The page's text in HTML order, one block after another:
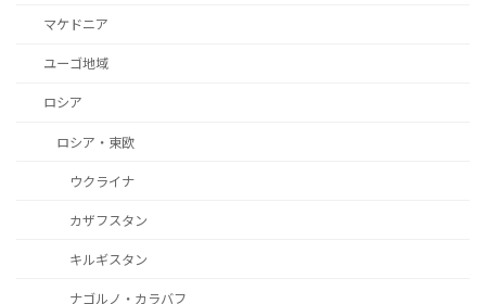
マケドニア
ユーゴ地域
ロシア
ロシア・東欧
ウクライナ
カザフスタン
キルギスタン
ナゴルノ・カラバフ